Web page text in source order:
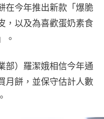
在今年推出新款「爆脆
，以及為喜歡蛋奶素食
。
部）羅潔娥相信今年通
月餅，並保守估計人數